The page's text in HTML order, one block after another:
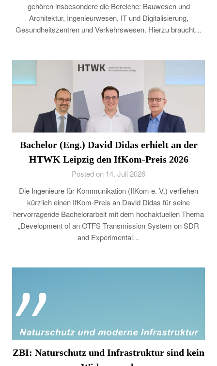
gehören insbesondere die Bereiche: Bauwesen und
Architektur, Ingenieurwesen, IT und Digitalisierung,
Gesundheitszentren und Verkehrswesen. Hierzu braucht…
Bachelor (Eng.) David Didas erhielt an der
HTWK Leipzig den IfKom-Preis 2026
Posted on 14. Juli 2026
Die Ingenieure für Kommunikation (IfKom e. V.) verliehen
kürzlich einen IfKom-Preis an David Didas für seine
hervorragende Bachelorarbeit mit dem hochaktuellen Thema
„Development of an OTFS Transmission System on SDR
and Experimental…
ZBI: Naturschutz und Infrastruktur sind kein